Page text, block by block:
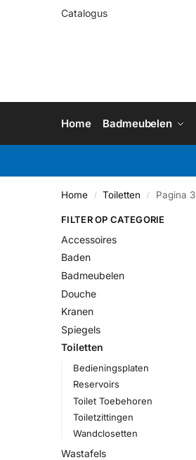
Catalogus
Home Badmeubelen
Home / Toiletten / Pagina 3
FILTER OP CATEGORIE
Accessoires
Baden
Badmeubelen
Douche
Kranen
Spiegels
Toiletten
Bedieningsplaten
Reservoirs
Toilet Toebehoren
Toiletzittingen
Wandclosetten
Wastafels